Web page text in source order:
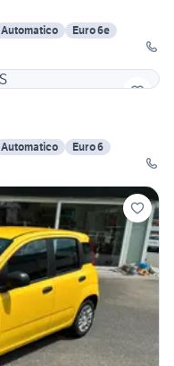
Automatico
Euro 6e
Automatico
Euro 6